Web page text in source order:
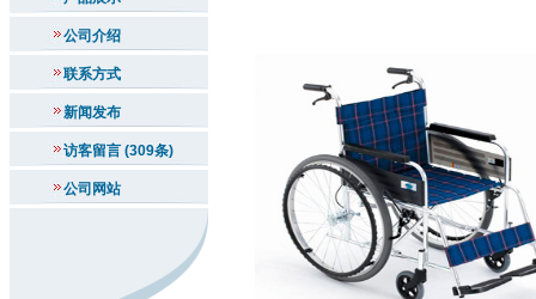
公司介绍
联系方式
新闻发布
访客留言 (309条)
公司网站